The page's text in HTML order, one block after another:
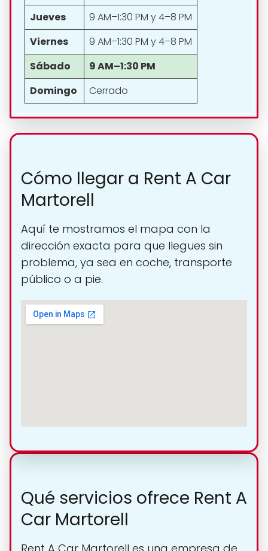
Jueves
9 AM–1:30 PM y 4–8 PM
Viernes
9 AM–1:30 PM y 4–8 PM
Sábado
9 AM–1:30 PM
Domingo
Cerrado
Cómo llegar a Rent A Car
Martorell
Aquí te mostramos el mapa con la
dirección exacta para que llegues sin
problema, ya sea en coche, transporte
público o a pie.
Qué servicios ofrece Rent A
Car Martorell